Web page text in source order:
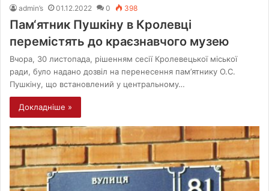
admin’s 01.12.2022 0 398
Пам‘ятник Пушкіну в Кролевці
перемістять до краєзнавчого музею
Вчора, 30 листопада, рішенням сесії Кролевецької міської
ради, було надано дозвіл на перенесення пам’ятнику О.С.
Пушкіну, що встановлений у центральному…
Докладніше »